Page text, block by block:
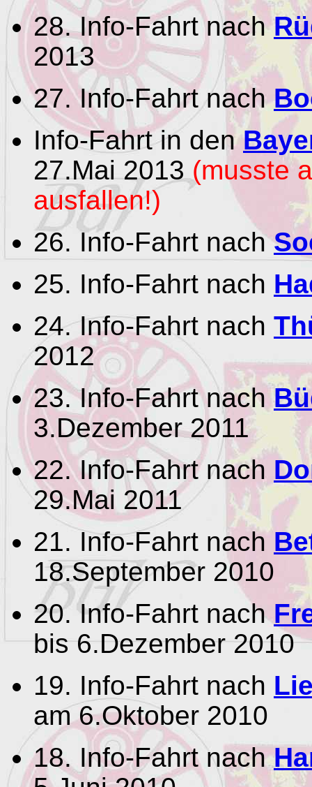
28. Info-Fahrt nach
2013
27. Info-Fahrt nach
Info-Fahrt in den
27.Mai 2013(musste
ausfallen!)
26. Info-Fahrt nach
25. Info-Fahrt nach
24. Info-Fahrt nach
2012
23. Info-Fahrt nach
3.Dezember 2011
22. Info-Fahrt nach
29.Mai 2011
21. Info-Fahrt nach
18.September 2010
20. Info-Fahrt nach
bis 6.Dezember 2010
19. Info-Fahrt nach
am 6.Oktober 2010
18. Info-Fahrt nach